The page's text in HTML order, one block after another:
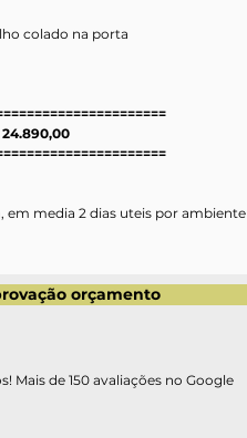
colado na porta
24.890,00
em media 2 dias uteis por ambiente
orçamento
Mais de 150 avaliações no Google